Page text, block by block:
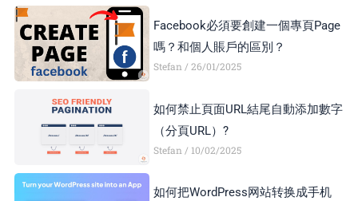
Facebook必須要創建一個專頁Page
嗎？和個人賬戶的區別？
Stefan 26/01/2025
如何禁止頁面URL結尾自動添加數字
（分頁URL）?
Stefan 10/02/2025
如何把WordPress网站转换成手机